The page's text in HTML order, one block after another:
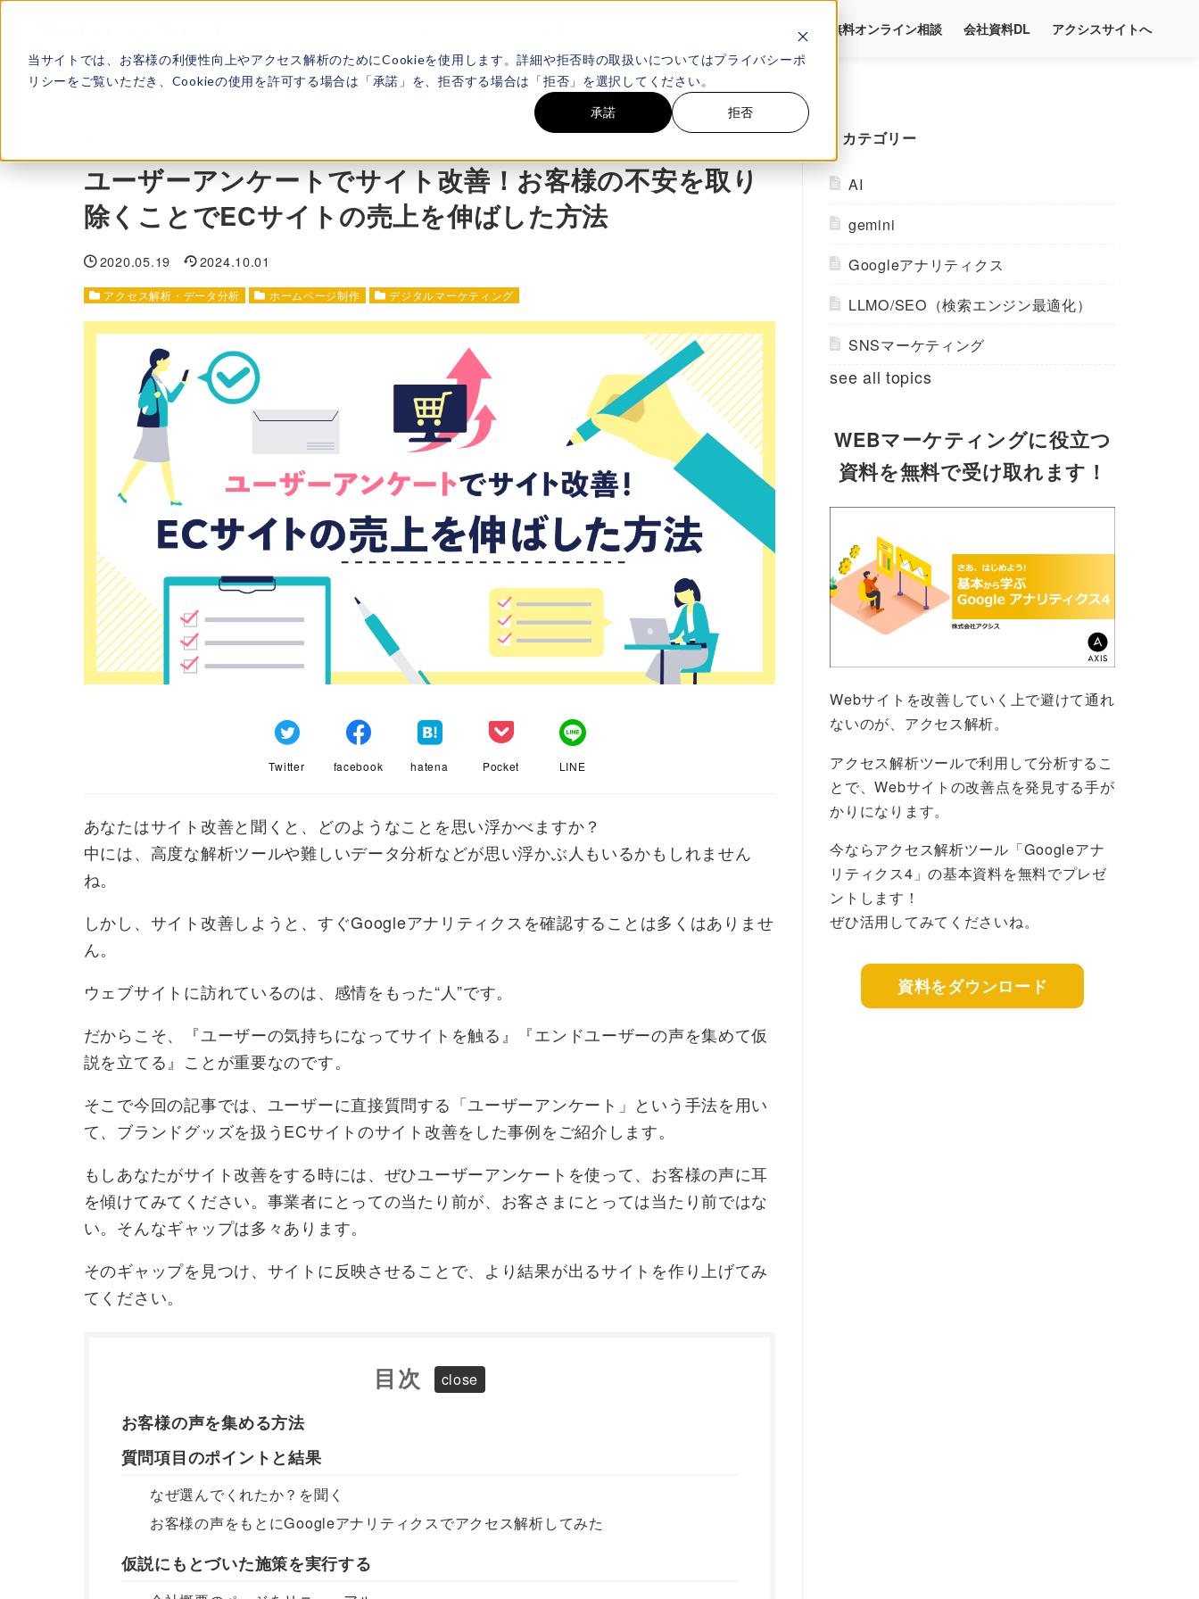
当サイトでは、お客様の利便性向上やアクセス解析のためにCookieを使用します。詳細や拒否時の取扱いについてはプライバシーポ
リシーをご覧いただき、Cookieの使用を許可する場合は「承諾」を、拒否する場合は「拒否」を選択してください。
承諾 拒否
お役立ち資料 無料オンライン相談 会社資料DL アクシスサイトへ
ユーザーアンケートでサイト改善！お客様の不安を取り
除くことでECサイトの売上を伸ばした方法
2020.05.19 2024.10.01
アクセス解析・データ分析 ホームページ制作 デジタルマーケティング
Twitter facebook hatena Pocket LINE
あなたはサイト改善と聞くと、どのようなことを思い浮かべますか？
中には、高度な解析ツールや難しいデータ分析などが思い浮かぶ人もいるかもしれません
ね。
しかし、サイト改善しようと、すぐGoogleアナリティクスを確認することは多くはありませ
ん。
ウェブサイトに訪れているのは、感情をもった“人”です。
だからこそ、『ユーザーの気持ちになってサイトを触る』『エンドユーザーの声を集めて仮
説を立てる』ことが重要なのです。
そこで今回の記事では、ユーザーに直接質問する「ユーザーアンケート」という手法を用い
て、ブランドグッズを扱うECサイトのサイト改善をした事例をご紹介します。
もしあなたがサイト改善をする時には、ぜひユーザーアンケートを使って、お客様の声に耳
を傾けてみてください。事業者にとっての当たり前が、お客さまにとっては当たり前ではな
い。そんなギャップは多々あります。
そのギャップを見つけ、サイトに反映させることで、より結果が出るサイトを作り上げてみ
てください。
目次
お客様の声を集める方法
質問項目のポイントと結果
なぜ選んでくれたか？を聞く
お客様の声をもとにGoogleアナリティクスでアクセス解析してみた
仮説にもとづいた施策を実行する
カテゴリー
AI
gemini
Googleアナリティクス
LLMO/SEO（検索エンジン最適化）
SNSマーケティング
see all topics
WEBマーケティングに役立つ
資料を無料で受け取れます！
Webサイトを改善していく上で避けて通れ
ないのが、アクセス解析。
アクセス解析ツールで利用して分析するこ
とで、Webサイトの改善点を発見する手が
かりになります。
今ならアクセス解析ツール「Googleアナ
リティクス4」の基本資料を無料でプレゼ
ントします！
ぜひ活用してみてくださいね。
資料をダウンロード